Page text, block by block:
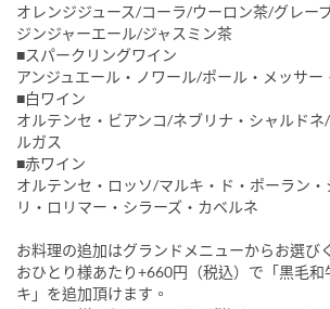
オレンジジュース/コーラ/ウーロン茶/グレー
ジンジャーエール/ジャスミン茶
■スパークリングワイン
アンジュエール・ノワール/ポール・メッサー
■白ワイン
オルテンセ・ビアンコ/ネブリナ・シャルド
ルガス
■赤ワイン
オルテンセ・ロッソ/マルキ・ド・ポーラン
リ・ロリマー・シラーズ・カベルネ
お料理の追加はグランドメニューからお選び
おひとり様あたり+660円（税込）で「黒毛和
キ」を追加頂けます。